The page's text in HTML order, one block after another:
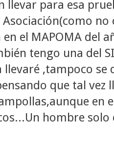
llevar para esa
Asociación(como
el MAPOMA del
tengo una del
llevaré ,tampoco
que tal vez
en
hombre solo